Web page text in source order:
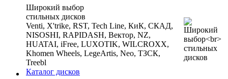
Широкий выбор
стильных дисков
Venti, X'trike, RST, Tech Line, КиК, СКАД,
NISOSHI, RAPIDASH, Вектор, NZ,
HUATAI, iFree, LUXOTIK, WILCROXX,
Khomen Wheels, LegeArtis, Neo, ТЗСК,
Treebl
Каталог дисков